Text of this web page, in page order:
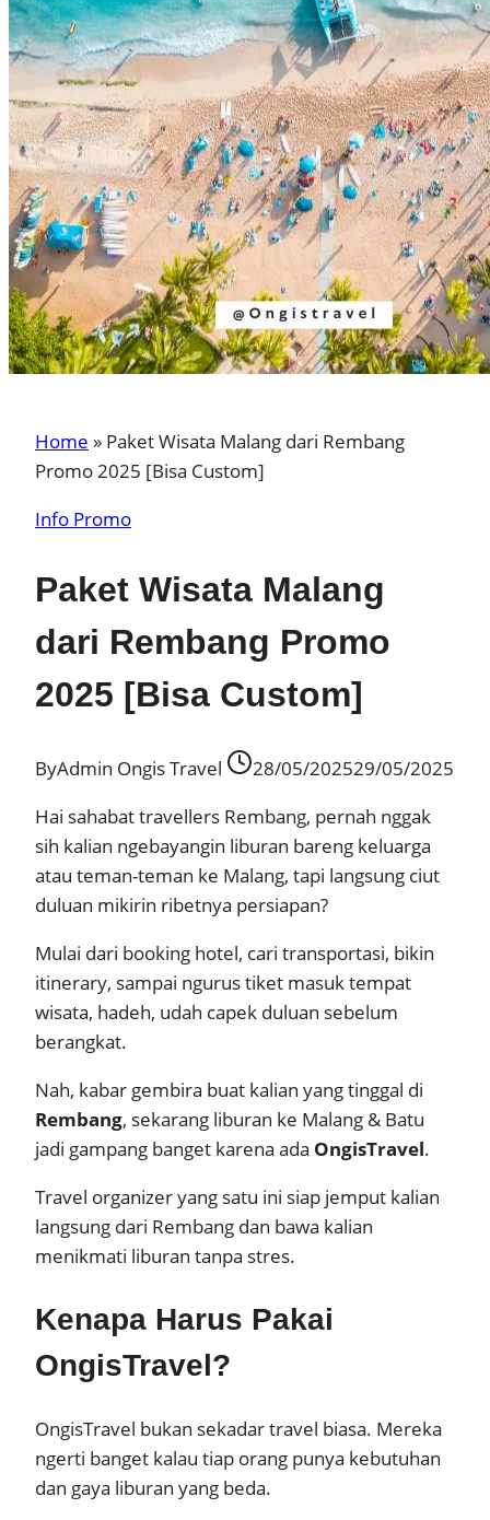
Home » Paket Wisata Malang dari Rembang
Promo 2025 [Bisa Custom]
Info Promo
Paket Wisata Malang
dari Rembang Promo
2025 [Bisa Custom]
ByAdmin Ongis Travel 28/05/202529/05/2025
Hai sahabat travellers Rembang, pernah nggak
sih kalian ngebayangin liburan bareng keluarga
atau teman-teman ke Malang, tapi langsung ciut
duluan mikirin ribetnya persiapan?
Mulai dari booking hotel, cari transportasi, bikin
itinerary, sampai ngurus tiket masuk tempat
wisata, hadeh, udah capek duluan sebelum
berangkat.
Nah, kabar gembira buat kalian yang tinggal di
Rembang, sekarang liburan ke Malang & Batu
jadi gampang banget karena ada OngisTravel.
Travel organizer yang satu ini siap jemput kalian
langsung dari Rembang dan bawa kalian
menikmati liburan tanpa stres.
Kenapa Harus Pakai
OngisTravel?
OngisTravel bukan sekadar travel biasa. Mereka
ngerti banget kalau tiap orang punya kebutuhan
dan gaya liburan yang beda.